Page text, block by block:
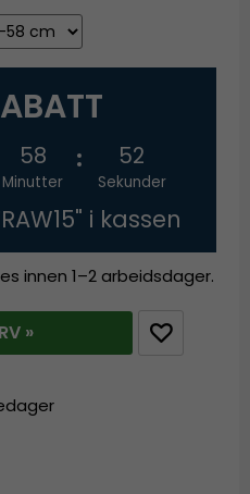
58
Minutter
52
Sekunder
i kassen
innen 1–2 arbeidsdager.
»